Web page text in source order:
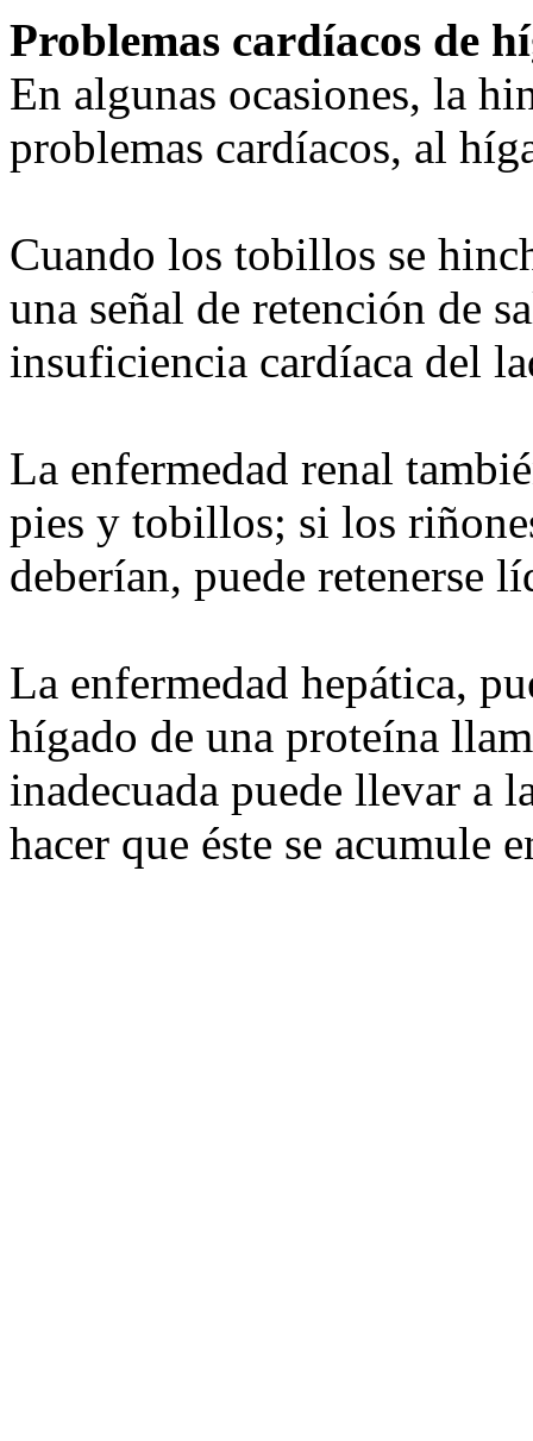
Problemas cardíacos de
En algunas ocasiones, la
problemas cardíacos, al
Cuando los tobillos se
una señal de retención de
insuficiencia cardíaca del
La enfermedad renal
pies y tobillos; si los
deberían, puede retenerse
La enfermedad hepática,
hígado de una proteína
inadecuada puede llevar a
hacer que éste se acumule